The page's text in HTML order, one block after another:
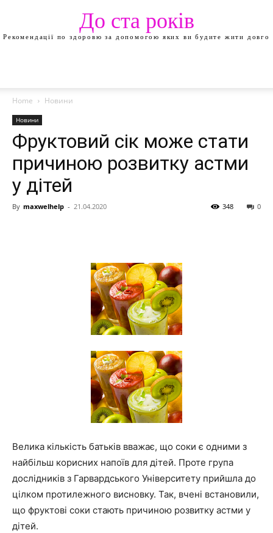
До ста років
Рекомендації по здоровю за допомогою яких ви будите жити довго
Home Новини
Новини
Фруктовий сік може стати
причиною розвитку астми
у дітей
By maxwelhelp - 21.04.2020 0
348
Велика кількість батьків вважає, що соки є одними з
найбільш корисних напоїв для дітей. Проте група
дослідників з Гарвардського Університету прийшла до
цілком протилежного висновку. Так, вчені встановили,
що фруктові соки стають причиною розвитку астми у
дітей.